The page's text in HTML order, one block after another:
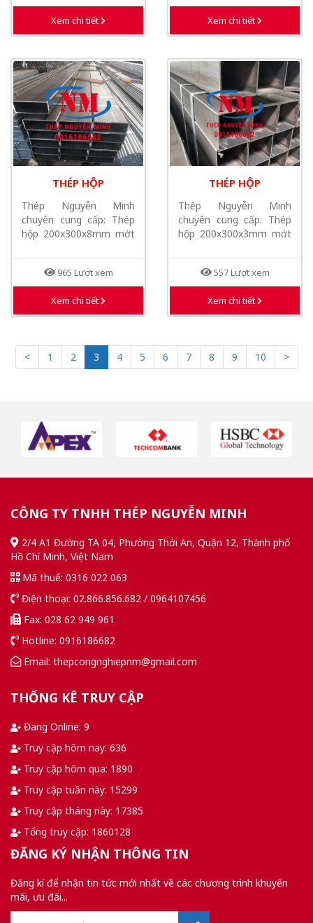
Xem chi tiết Xem chi tiết
THÉP HỘP
200X300X8MM MỚT
NHẤT NĂM 2026
Thép Nguyễn Minh
chuyên cung cấp: Thép
hộp 200x300x8mm mớt
965 Lượt xem
Xem chi tiết
THÉP HỘP
200X300X3MM MỚT
NHẤT NĂM 2026
Thép Nguyễn Minh
chuyên cung cấp: Thép
hộp 200x300x3mm mớt
557 Lượt xem
Xem chi tiết
< 1 2 3 4 5 6 7 8 9 10 >
CÔNG TY TNHH THÉP NGUYỄN MINH
2/4 A1 Đường TA 04, Phường Thới An, Quận 12, Thành phố
Hồ Chí Minh, Việt Nam
Mã thuế: 0316 022 063
Điện thoại: 02.866.856.682 / 0964107456
Fax: 028 62 949 961
Hotline: 0916186682
Email: thepcongnghiepnm@gmail.com
THỐNG KÊ TRUY CẬP
Đang Online: 9
Truy cập hôm nay: 636
Truy cập hôm qua: 1890
Truy cập tuần này: 15299
Truy cập tháng này: 17385
Tổng truy cập: 1860128
ĐĂNG KÝ NHẬN THÔNG TIN
Đăng kí để nhận tin tức mới nhất về các chương trình khuyến
mãi, ưu đãi...